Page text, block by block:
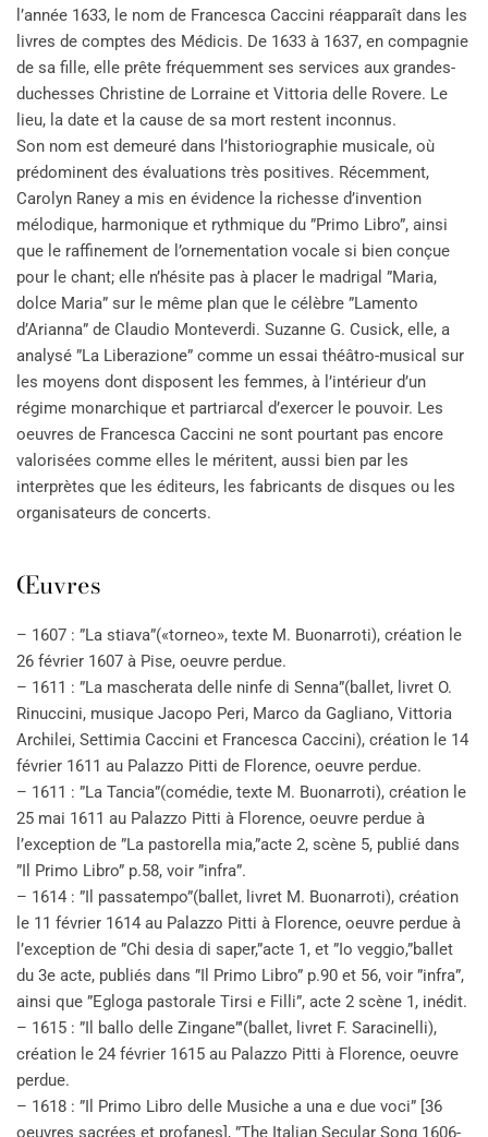
l’année 1633, le nom de Francesca Caccini réapparaît dans les
livres de comptes des Médicis. De 1633 à 1637, en compagnie
de sa fille, elle prête fréquemment ses services aux grandes-
duchesses Christine de Lorraine et Vittoria delle Rovere. Le
lieu, la date et la cause de sa mort restent inconnus.
Son nom est demeuré dans l’historiographie musicale, où
prédominent des évaluations très positives. Récemment,
Carolyn Raney a mis en évidence la richesse d’invention
mélodique, harmonique et rythmique du ”Primo Libro”, ainsi
que le raffinement de l’ornementation vocale si bien conçue
pour le chant; elle n’hésite pas à placer le madrigal ”Maria,
dolce Maria” sur le même plan que le célèbre ”Lamento
d’Arianna” de Claudio Monteverdi. Suzanne G. Cusick, elle, a
analysé ”La Liberazione” comme un essai théâtro-musical sur
les moyens dont disposent les femmes, à l’intérieur d’un
régime monarchique et partriarcal d’exercer le pouvoir. Les
oeuvres de Francesca Caccini ne sont pourtant pas encore
valorisées comme elles le méritent, aussi bien par les
interprètes que les éditeurs, les fabricants de disques ou les
organisateurs de concerts.
Œuvres
– 1607 : ”La stiava”(«torneo», texte M. Buonarroti), création le
26 février 1607 à Pise, oeuvre perdue.
– 1611 : ”La mascherata delle ninfe di Senna”(ballet, livret O.
Rinuccini, musique Jacopo Peri, Marco da Gagliano, Vittoria
Archilei, Settimia Caccini et Francesca Caccini), création le 14
février 1611 au Palazzo Pitti de Florence, oeuvre perdue.
– 1611 : ”La Tancia”(comédie, texte M. Buonarroti), création le
25 mai 1611 au Palazzo Pitti à Florence, oeuvre perdue à
l’exception de ”La pastorella mia,”acte 2, scène 5, publié dans
”Il Primo Libro” p.58, voir ”infra”.
– 1614 : ”Il passatempo”(ballet, livret M. Buonarroti), création
le 11 février 1614 au Palazzo Pitti à Florence, oeuvre perdue à
l’exception de ”Chi desia di saper,”acte 1, et ”Io veggio,”ballet
du 3e acte, publiés dans ”Il Primo Libro” p.90 et 56, voir ”infra”,
ainsi que ”Egloga pastorale Tirsi e Filli”, acte 2 scène 1, inédit.
– 1615 : ”Il ballo delle Zingane”'(ballet, livret F. Saracinelli),
création le 24 février 1615 au Palazzo Pitti à Florence, oeuvre
perdue.
– 1618 : ”Il Primo Libro delle Musiche a una e due voci” [36
oeuvres sacrées et profanes], ”The Italian Secular Song 1606-